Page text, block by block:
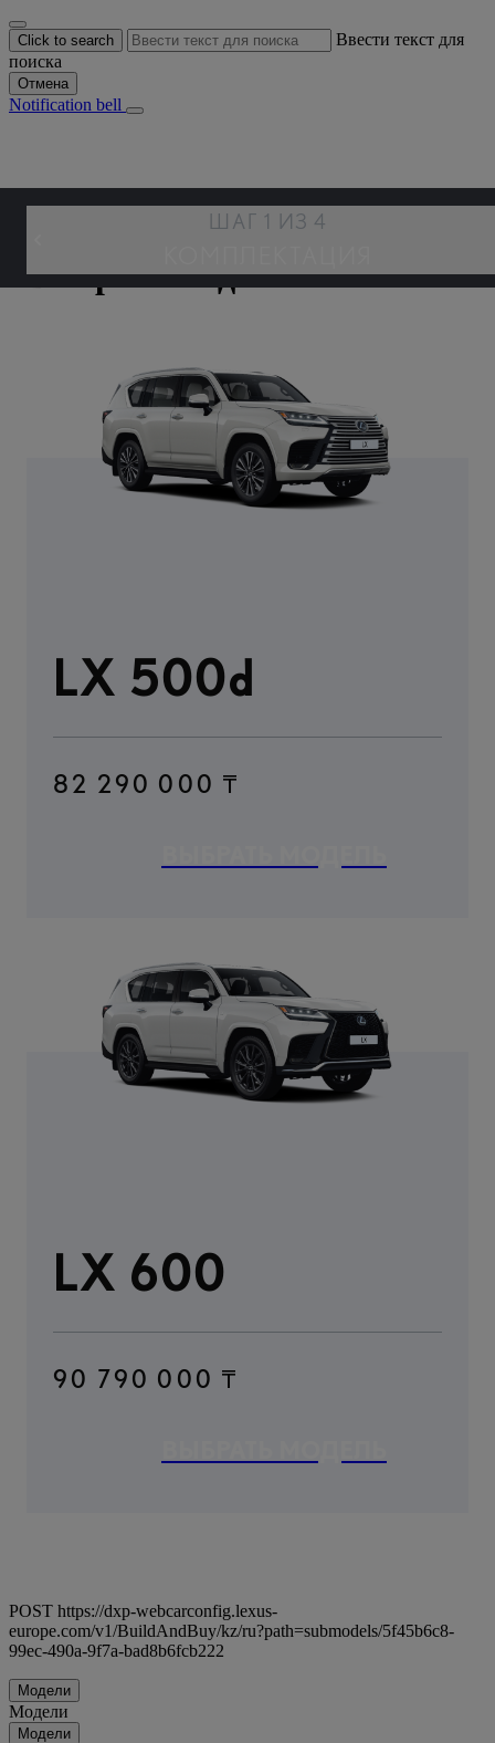
Click to search
Ввести текст для
поиска
Отмена
Notification bell
ШАГ 1 ИЗ 4
КОМПЛЕКТАЦИЯ
ПЕРСОНАЛИЗАЦИЯ
ПРОСМОТР И СОХРАНЕНИЕ
Выбрать модель
LX 500d
82 290 000 ₸
LX 600
90 790 000 ₸
POST https://dxp-webcarconfig.lexus-
europe.com/v1/BuildAndBuy/kz/ru?path=submodels/5f45b6c8-
99ec-490a-9f7a-bad8b6fcb222
Модели
Модели
Модели